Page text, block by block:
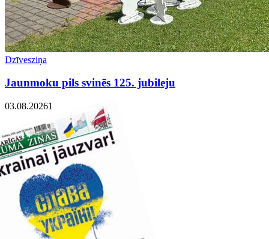
Dzīvesziņa
Jaunmoku pils svinēs 125. jubileju
03.08.20261